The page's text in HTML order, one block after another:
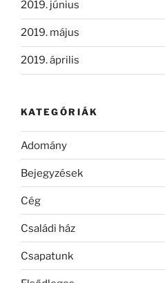
2019. június
2019. május
2019. április
KATEGÓRIÁK
Adomány
Bejegyzések
Cég
Családi ház
Csapatunk